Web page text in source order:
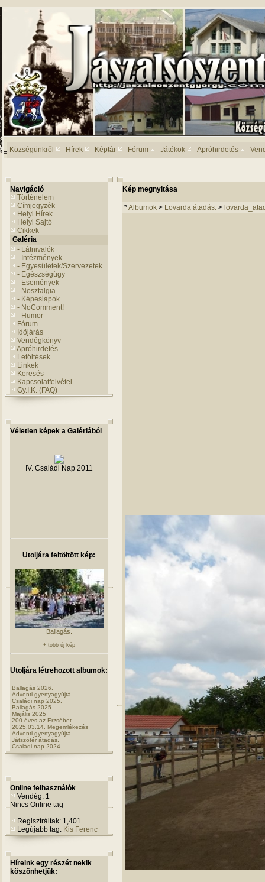
Községünkről Hírek Képtár Fórum Játékok Apróhirdetés
Navigáció
Történelem
Címjegyzék
Helyi Hírek
Helyi Sajtó
Cikkek
Galéria
- Látnivalók
- Intézmények
- Egyesületek/Szervezetek
- Egészségügy
- Események
- Nosztalgia
- Képeslapok
- NoComment!
- Humor
Fórum
Idõjárás
Vendégkönyv
Apróhirdetés
Letöltések
Linkek
Keresés
Kapcsolatfelvétel
Gy.I.K. (FAQ)
Véletlen képek a Galériából
IV. Családi Nap 2011
Utoljára feltöltött kép:
Ballagás.
+ több új kép
Utoljára létrehozott albumok:
Ballagás 2026.
Adventi gyertyagyújtá...
Családi nap 2025.
Ballagás 2025
Majális 2025
200 éves az Erzsébet ...
2025.03.14. Megemlékezés
Adventi gyertyagyújtá...
Játszótér átadás.
Családi nap 2024.
Online felhasználók
Vendég: 1
Nincs Online tag
Regisztráltak: 1,401
Legújabb tag: Kis Ferenc
Híreink egy részét nekik
köszönhetjük:
Kép megnyitása
*Albumok > Lovarda átadás. >